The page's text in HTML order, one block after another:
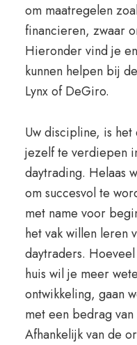
om maatregelen
financieren, zwaar
Hieronder vind je
kunnen helpen bij
Lynx of DeGiro.
Uw discipline, is
jezelf te verdiepen
daytrading. Helaas
om succesvol te
met name voor
het vak willen leren
daytraders.
huis wil je meer
ontwikkeling, gaan
met een bedrag
Afhankelijk van de